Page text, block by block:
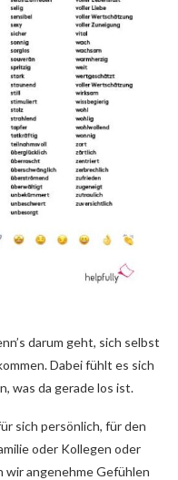
darum geht, sich selbst
Dabei fühlt es sich
was da gerade los ist.
sich persönlich, für den
oder Kollegen oder
wir angenehme Gefühlen